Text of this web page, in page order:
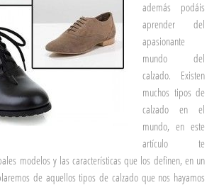
además podáis
aprender del
apasionante
mundo del
calzado. Existen
muchos tipos de
calzado en el
mundo, en este
artículo te
modelos y las características que los definen, en un
de aquellos tipos de calzado que nos hayamos